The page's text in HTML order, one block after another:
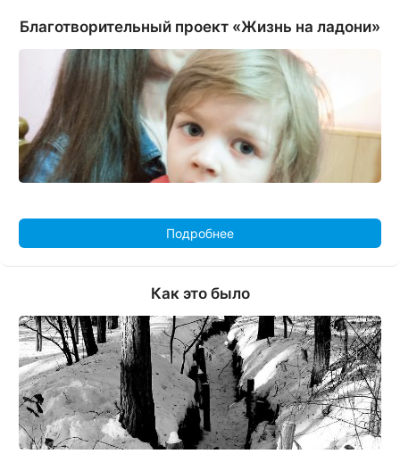
Благотворительный проект «Жизнь на ладони»
Подробнее
Как это было